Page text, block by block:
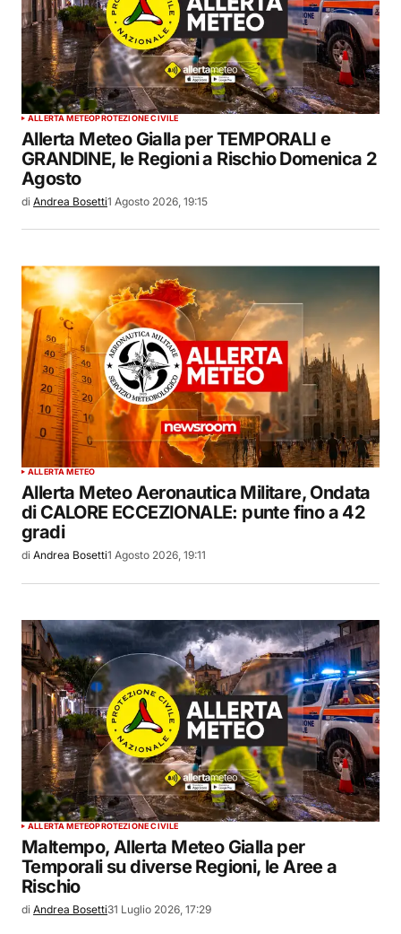
ALLERTA METEOPROTEZIONE CIVILE
Allerta Meteo Gialla per TEMPORALI e
GRANDINE, le Regioni a Rischio Domenica 2
Agosto
di Andrea Bosetti1 Agosto 2026, 19:15
ALLERTA METEO
Allerta Meteo Aeronautica Militare, Ondata
di CALORE ECCEZIONALE: punte fino a 42
gradi
di Andrea Bosetti1 Agosto 2026, 19:11
ALLERTA METEOPROTEZIONE CIVILE
Maltempo, Allerta Meteo Gialla per
Temporali su diverse Regioni, le Aree a
Rischio
di Andrea Bosetti31 Luglio 2026, 17:29